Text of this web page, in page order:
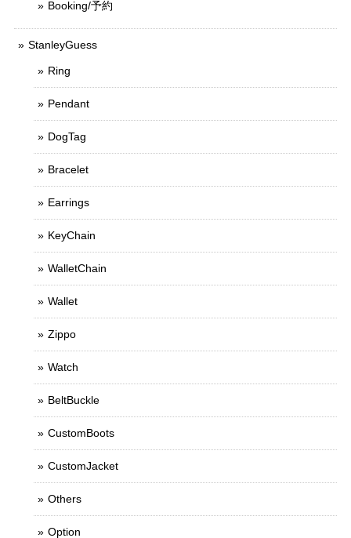
Booking/予約
StanleyGuess
Ring
Pendant
DogTag
Bracelet
Earrings
KeyChain
WalletChain
Wallet
Zippo
Watch
BeltBuckle
CustomBoots
CustomJacket
Others
Option